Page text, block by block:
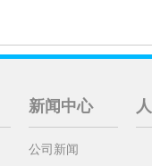
新闻中心
公司新闻